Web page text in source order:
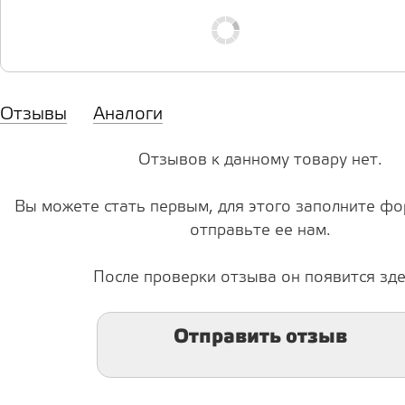
Отзывы Аналоги
Отзывов к данному товару нет.
Вы можете стать первым, для этого заполните
отправьте ее нам.
После проверки отзыва он появится
Отправить отзыв